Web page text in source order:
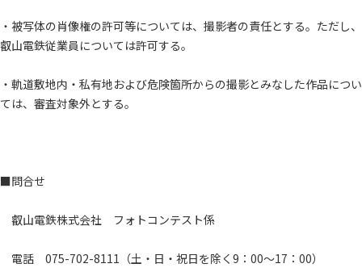
・被写体の肖像権の許可等については、撮影者の責任とする。ただし、
叡山電鉄従業員については許可する。
・軌道敷地内・私有地および危険箇所からの撮影とみなした作品につい
ては、審査対象外とする。
■問合せ
叡山電鉄株式会社 フォトコンテスト係
電話 075-702-8111（土・日・祝日を除く9：00～17：00）